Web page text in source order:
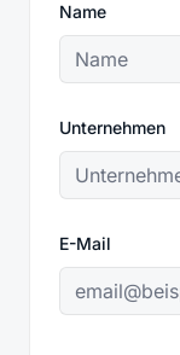
Name
Unternehmen
E-Mail